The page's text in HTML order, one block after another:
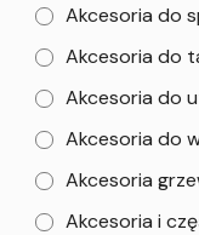
Akcesoria do
Akcesoria do
Akcesoria do
Akcesoria do
Akcesoria
Akcesoria i